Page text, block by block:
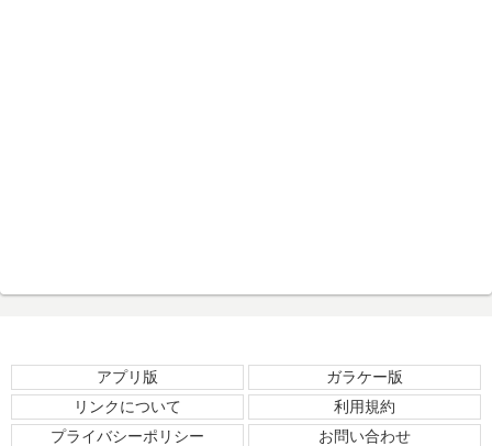
アプリ版
ガラケー版
リンクについて
利用規約
プライバシーポリシー
お問い合わせ